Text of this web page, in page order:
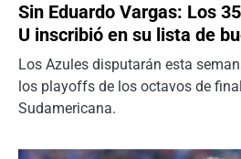
Sin Eduardo Vargas: Los
U inscribió en su lista de
Los Azules disputarán esta
los playoffs de los octavos de
Sudamericana.